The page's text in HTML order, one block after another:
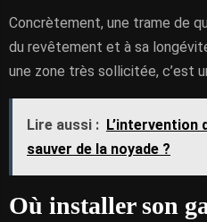
Concrètement, une trame de
du revêtement et à sa
une zone très sollicitée, c’est
Lire aussi : L’intervention
sauver de la noyade ?
Où installer son